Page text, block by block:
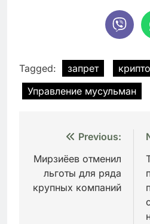
Tagged: запрет
Управление мусульман
Навигация
по
записям
Previous:
Мирзиёев отменил
льготы для ряда
крупных компаний